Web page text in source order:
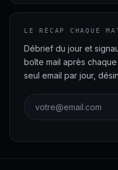
LE RÉCAP CHAQUE
Débrief du jour et
boîte mail après
seul email par jour,
Adresse email